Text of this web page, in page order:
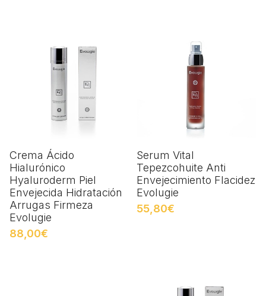
Crema Ácido
Hialurónico
Hyaluroderm Piel
Envejecida Hidratación
Arrugas Firmeza
Evolugie
88,00€
Serum Vital
Tepezcohuite Anti
Envejecimiento Flacidez
Evolugie
55,80€